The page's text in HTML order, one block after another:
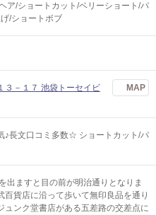
ア/ショートカット/ベリーショート/パ
/ショートボブ
３－１７ 池袋トーセイビ
MAP
♪長文口コミ多数☆ ショートカット/パ
出ますと目の前が明治通りとなりま
百貨店に沿って歩いて無印良品を通り
ュンク堂書店がある五差路の交差点に